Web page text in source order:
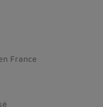
France